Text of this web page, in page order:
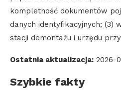
kompletność dokumentów
danych identyfikacyjnych; (3)
stacji demontażu i urzędu
Ostatnia aktualizacja: 2026-
Szybkie fakty